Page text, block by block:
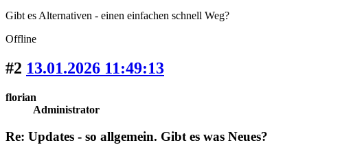
Gibt es Alternativen - einen einfachen schnell Weg?
Offline
#2 13.01.2026 11:49:13
florian
Administrator
Re: Updates - so allgemein. Gibt es was Neues?